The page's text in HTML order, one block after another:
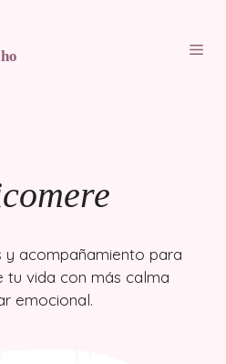
y acompañamiento para
vida con más calma
emocional.